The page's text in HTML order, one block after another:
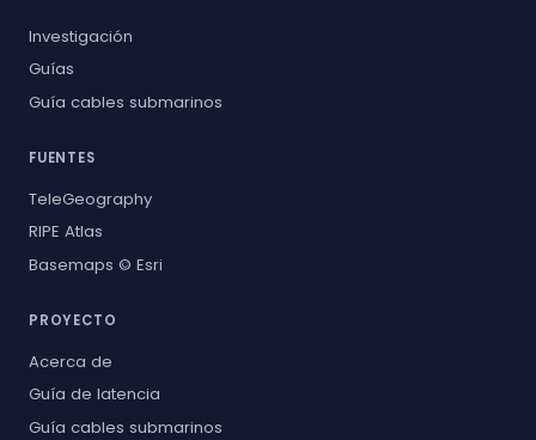
Investigación
Guías
Guía cables submarinos
FUENTES
TeleGeography
RIPE Atlas
Basemaps © Esri
PROYECTO
Acerca de
Guía de latencia
Guía cables submarinos